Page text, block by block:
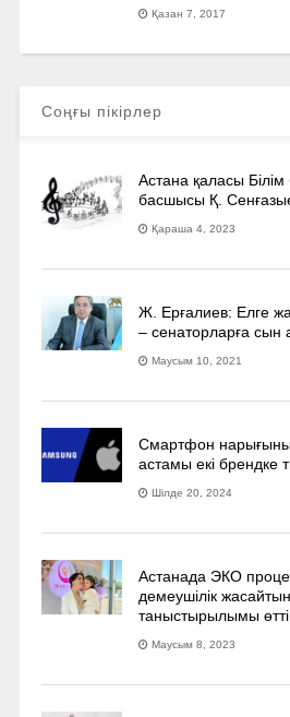
Қазан 7, 2017
Соңғы пікірлер
Астана қаласы
басшысы Қ.
Қараша 4, 2023
Ж. Ерғалиев: Елге
– сенаторларға сын
Маусым 10, 2021
Смартфон
астамы екі брендке
Шілде 20, 2024
Астанада ЭКО
демеушілік
таныстырылымы өтті
Маусым 8, 2023